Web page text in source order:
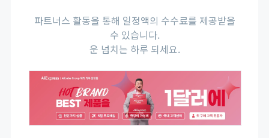
파트너스 활동을 통해 일정액의 수수료를 제공받을
수 있습니다.
운 넘치는 하루 되세요.